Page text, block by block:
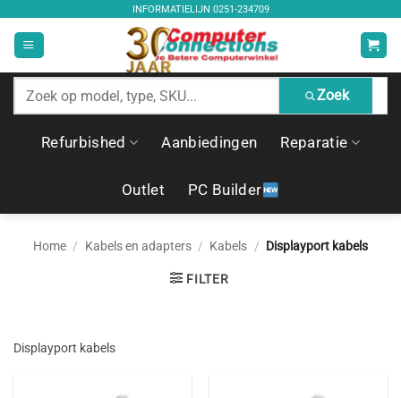
inhoud
INFORMATIELIJN 0251-234709
Zoek
producten
Zoek
Refurbished Aanbiedingen Reparatie
Outlet PC Builder
Home / Kabels en adapters / Kabels / Displayport kabels
FILTER
Displayport kabels